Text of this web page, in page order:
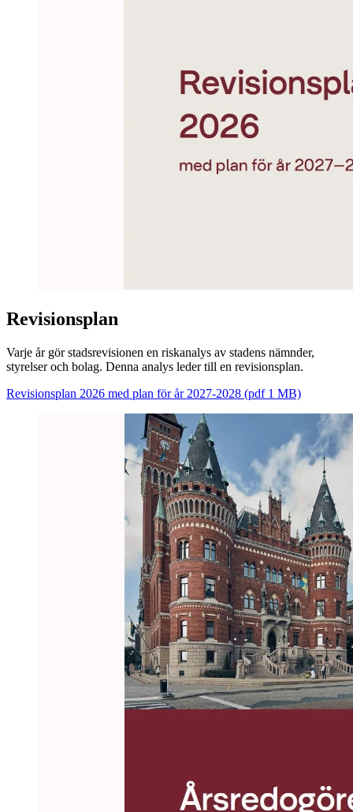
Revisionsplan
Varje år gör stadsrevisionen en riskanalys av stadens nämnder,
styrelser och bolag. Denna analys leder till en revisionsplan.
Revisionsplan 2026 med plan för år 2027-2028 (pdf 1 MB)